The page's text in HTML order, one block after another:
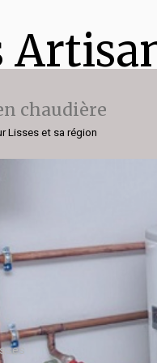
chaudière
Lisses et sa région